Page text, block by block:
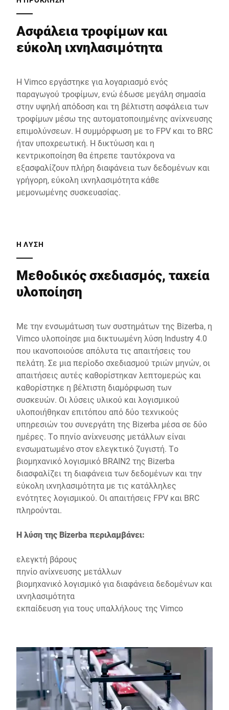
Ασφάλεια τροφίμων και
εύκολη ιχνηλασιμότητα
Η Vimco εργάστηκε για λογαριασμό ενός
παραγωγού τροφίμων, ενώ έδωσε μεγάλη σημασία
στην υψηλή απόδοση και τη βέλτιστη ασφάλεια των
τροφίμων μέσω της αυτοματοποιημένης ανίχνευσης
επιμολύνσεων. Η συμμόρφωση με το FPV και το BRC
ήταν υποχρεωτική. Η δικτύωση και η
κεντρικοποίηση θα έπρεπε ταυτόχρονα να
εξασφαλίζουν πλήρη διαφάνεια των δεδομένων και
γρήγορη, εύκολη ιχνηλασιμότητα κάθε
μεμονωμένης συσκευασίας.
Η ΛΥΣΗ
Μεθοδικός σχεδιασμός, ταχεία
υλοποίηση
Με την ενσωμάτωση των συστημάτων της Bizerba, η
Vimco υλοποίησε μια δικτυωμένη λύση Industry 4.0
που ικανοποιούσε απόλυτα τις απαιτήσεις του
πελάτη. Σε μια περίοδο σχεδιασμού τριών μηνών, οι
απαιτήσεις αυτές καθορίστηκαν λεπτομερώς και
καθορίστηκε η βέλτιστη διαμόρφωση των
συσκευών. Οι λύσεις υλικού και λογισμικού
υλοποιήθηκαν επιτόπου από δύο τεχνικούς
υπηρεσιών του συνεργάτη της Bizerba μέσα σε δύο
ημέρες. Το πηνίο ανίχνευσης μετάλλων είναι
ενσωματωμένο στον ελεγκτικό ζυγιστή. Το
βιομηχανικό λογισμικό BRAIN2 της Bizerba
διασφαλίζει τη διαφάνεια των δεδομένων και την
εύκολη ιχνηλασιμότητα με τις κατάλληλες
ενότητες λογισμικού. Οι απαιτήσεις FPV και BRC
πληρούνται.
Η λύση της Bizerba περιλαμβάνει:
ελεγκτή βάρους
πηνίο ανίχνευσης μετάλλων
βιομηχανικό λογισμικό για διαφάνεια δεδομένων και
ιχνηλασιμότητα
εκπαίδευση για τους υπαλλήλους της Vimco